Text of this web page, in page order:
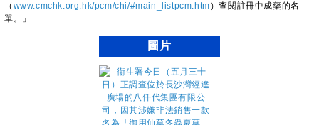
（ www.cmchk.org.hk/pcm/chi/#main_listpcm.htm ）查閱註冊中成藥的名
單。」
圖片